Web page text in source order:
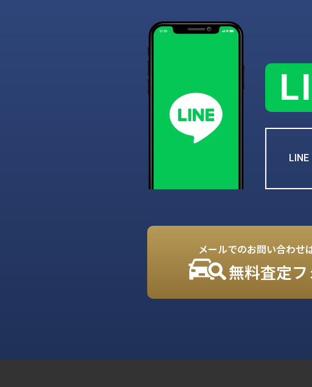
LINE
メールでのお問い合わせ
無料査定